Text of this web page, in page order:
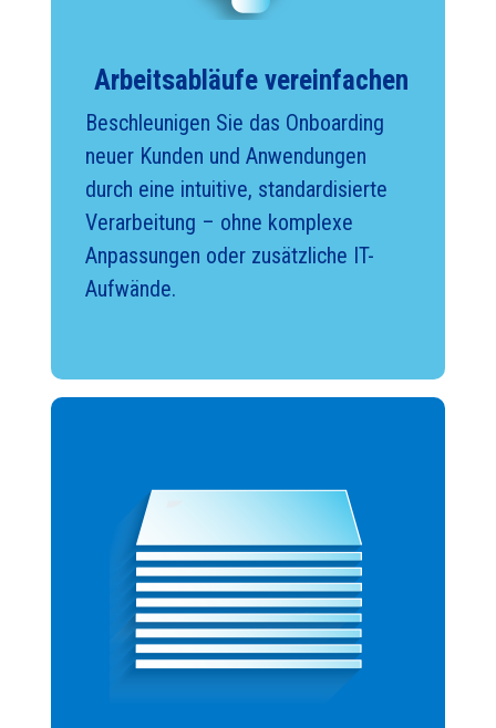
Arbeitsabläufe vereinfachen
Beschleunigen Sie das Onboarding
neuer Kunden und Anwendungen
durch eine intuitive, standardisierte
Verarbeitung – ohne komplexe
Anpassungen oder zusätzliche IT-
Aufwände.